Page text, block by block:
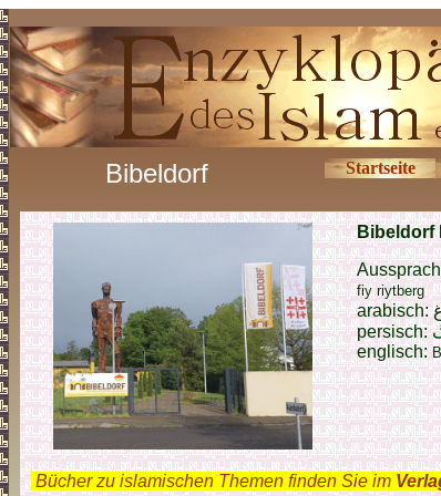
Bibeldorf Startseite
Bibeldorf
fiy riytberg
arabisch:
persisch:
englisch:
Bücher zu islamischen Themen finden Sie im